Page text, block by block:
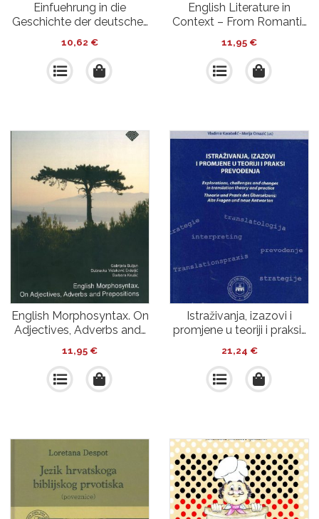
Einfuehrung in die
Geschichte der deutsche…
10,62 €
English Literature in
Context – From Romanti…
11,95 €
English Morphosyntax. On
Adjectives, Adverbs and…
11,95 €
Istraživanja, izazovi i
promjene u teoriji i praksi…
21,24 €